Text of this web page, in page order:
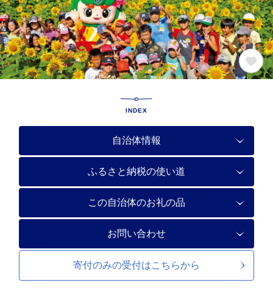
INDEX
自治体情報
ふるさと納税の使い道
この自治体のお礼の品
お問い合わせ
寄付のみの受付はこちらから